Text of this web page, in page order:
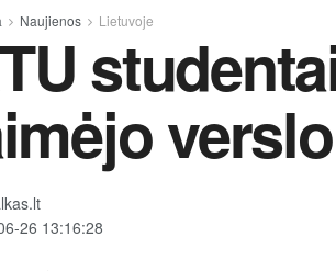
Naujienos Lietuvoje
26 13:16:28